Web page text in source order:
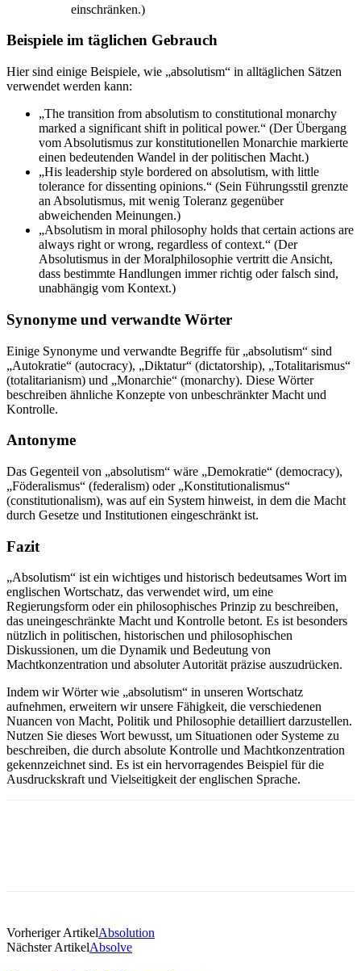
einschränken.)
Beispiele im täglichen Gebrauch
Hier sind einige Beispiele, wie „absolutism“ in alltäglichen Sätzen
verwendet werden kann:
„The transition from absolutism to constitutional monarchy
marked a significant shift in political power.“ (Der Übergang
vom Absolutismus zur konstitutionellen Monarchie markierte
einen bedeutenden Wandel in der politischen Macht.)
„His leadership style bordered on absolutism, with little
tolerance for dissenting opinions.“ (Sein Führungsstil grenzte
an Absolutismus, mit wenig Toleranz gegenüber
abweichenden Meinungen.)
„Absolutism in moral philosophy holds that certain actions are
always right or wrong, regardless of context.“ (Der
Absolutismus in der Moralphilosophie vertritt die Ansicht,
dass bestimmte Handlungen immer richtig oder falsch sind,
unabhängig vom Kontext.)
Synonyme und verwandte Wörter
Einige Synonyme und verwandte Begriffe für „absolutism“ sind
„Autokratie“ (autocracy), „Diktatur“ (dictatorship), „Totalitarismus“
(totalitarianism) und „Monarchie“ (monarchy). Diese Wörter
beschreiben ähnliche Konzepte von unbeschränkter Macht und
Kontrolle.
Antonyme
Das Gegenteil von „absolutism“ wäre „Demokratie“ (democracy),
„Föderalismus“ (federalism) oder „Konstitutionalismus“
(constitutionalism), was auf ein System hinweist, in dem die Macht
durch Gesetze und Institutionen eingeschränkt ist.
Fazit
„Absolutism“ ist ein wichtiges und historisch bedeutsames Wort im
englischen Wortschatz, das verwendet wird, um eine
Regierungsform oder ein philosophisches Prinzip zu beschreiben,
das uneingeschränkte Macht und Kontrolle betont. Es ist besonders
nützlich in politischen, historischen und philosophischen
Diskussionen, um die Dynamik und Bedeutung von
Machtkonzentration und absoluter Autorität präzise auszudrücken.
Indem wir Wörter wie „absolutism“ in unseren Wortschatz
aufnehmen, erweitern wir unsere Fähigkeit, die verschiedenen
Nuancen von Macht, Politik und Philosophie detailliert darzustellen.
Nutzen Sie dieses Wort bewusst, um Situationen oder Systeme zu
beschreiben, die durch absolute Kontrolle und Machtkonzentration
gekennzeichnet sind. Es ist ein hervorragendes Beispiel für die
Ausdruckskraft und Vielseitigkeit der englischen Sprache.
Vorheriger ArtikelAbsolution
Nächster ArtikelAbsolve